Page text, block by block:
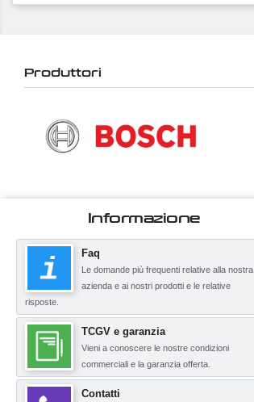
Produttori
Informazione
Faq
Le domande più frequenti relative alla nostra
azienda e ai nostri prodotti e le relative
risposte.
TCGV e garanzia
Vieni a conoscere le nostre condizioni
commerciali e la garanzia offerta.
Contatti